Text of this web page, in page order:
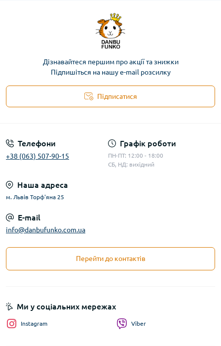
Дізнавайтеся першим про акції та знижки
Підпишіться на нашу e-mail розсилку
Підписатися
Телефони
+38 (063) 507-90-15
Графік роботи
ПН-ПТ: 12:00 - 18:00
СБ, НД: вихідний
Наша адреса
м. Львів Торф'яна 25
E-mail
info@danbufunko.com.ua
Перейти до контактів
Ми у соціальних мережах
Instagram Viber